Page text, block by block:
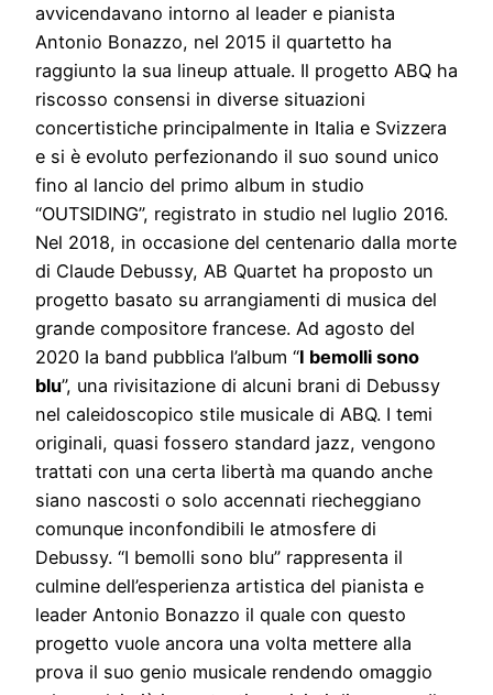
avvicendavano intorno al leader e pianista
Antonio Bonazzo, nel 2015 il quartetto ha
raggiunto la sua lineup attuale. Il progetto ABQ ha
riscosso consensi in diverse situazioni
concertistiche principalmente in Italia e Svizzera
e si è evoluto perfezionando il suo sound unico
fino al lancio del primo album in studio
“OUTSIDING”, registrato in studio nel luglio 2016.
Nel 2018, in occasione del centenario dalla morte
di Claude Debussy, AB Quartet ha proposto un
progetto basato su arrangiamenti di musica del
grande compositore francese. Ad agosto del
2020 la band pubblica l’album “I bemolli sono
blu”, una rivisitazione di alcuni brani di Debussy
nel caleidoscopico stile musicale di ABQ. I temi
originali, quasi fossero standard jazz, vengono
trattati con una certa libertà ma quando anche
siano nascosti o solo accennati riecheggiano
comunque inconfondibili le atmosfere di
Debussy. “I bemolli sono blu” rappresenta il
culmine dell’esperienza artistica del pianista e
leader Antonio Bonazzo il quale con questo
progetto vuole ancora una volta mettere alla
prova il suo genio musicale rendendo omaggio